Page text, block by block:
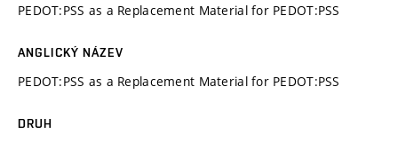
PEDOT:PSS as a Replacement Material for PEDOT:PSS
ANGLICKÝ NÁZEV
PEDOT:PSS as a Replacement Material for PEDOT:PSS
DRUH